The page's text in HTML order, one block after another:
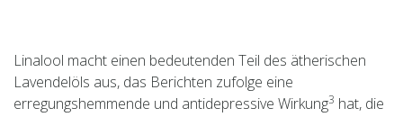
Linalool macht einen bedeutenden Teil des ätherischen
Lavendelöls aus, das Berichten zufolge eine
erregungshemmende und antidepressive Wirkung3 hat, die